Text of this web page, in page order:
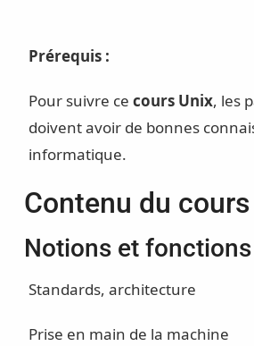
Prérequis :
Pour suivre ce cours Unix, les
doivent avoir de bonnes
informatique.
Contenu du
Notions et
Standards, architecture
Prise en main de la machine